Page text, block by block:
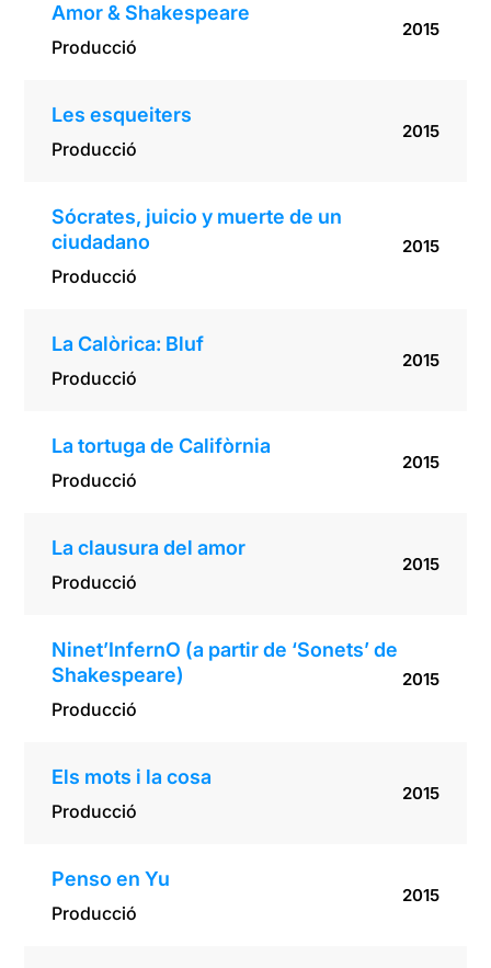
Amor & Shakespeare
Producció
2015
Les esqueiters
Producció
2015
Sócrates, juicio y muerte de un
ciudadano
Producció
2015
La Calòrica: Bluf
Producció
2015
La tortuga de Califòrnia
Producció
2015
La clausura del amor
Producció
2015
Ninet’InfernO (a partir de ‘Sonets’ de
Shakespeare)
Producció
2015
Els mots i la cosa
Producció
2015
Penso en Yu
Producció
2015